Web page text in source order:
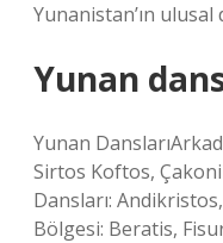
Yunanistan’ın
Yunan
Yunan
Sirtos Koftos,
Dansları:
Bölgesi: Beratis,